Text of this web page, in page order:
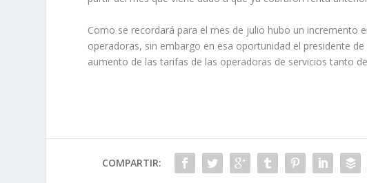
Como se recordará para el mes de julio hubo un incremento
operadoras, sin embargo en esa oportunidad el presidente
aumento de las tarifas de las operadoras de servicios tanto
COMPARTIR: